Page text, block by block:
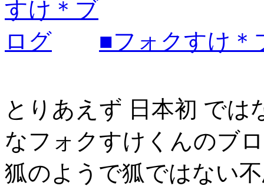
■フォクすけ＊
とりあえず 日本初 では
なフォクすけくんのブ
狐のようで狐ではない